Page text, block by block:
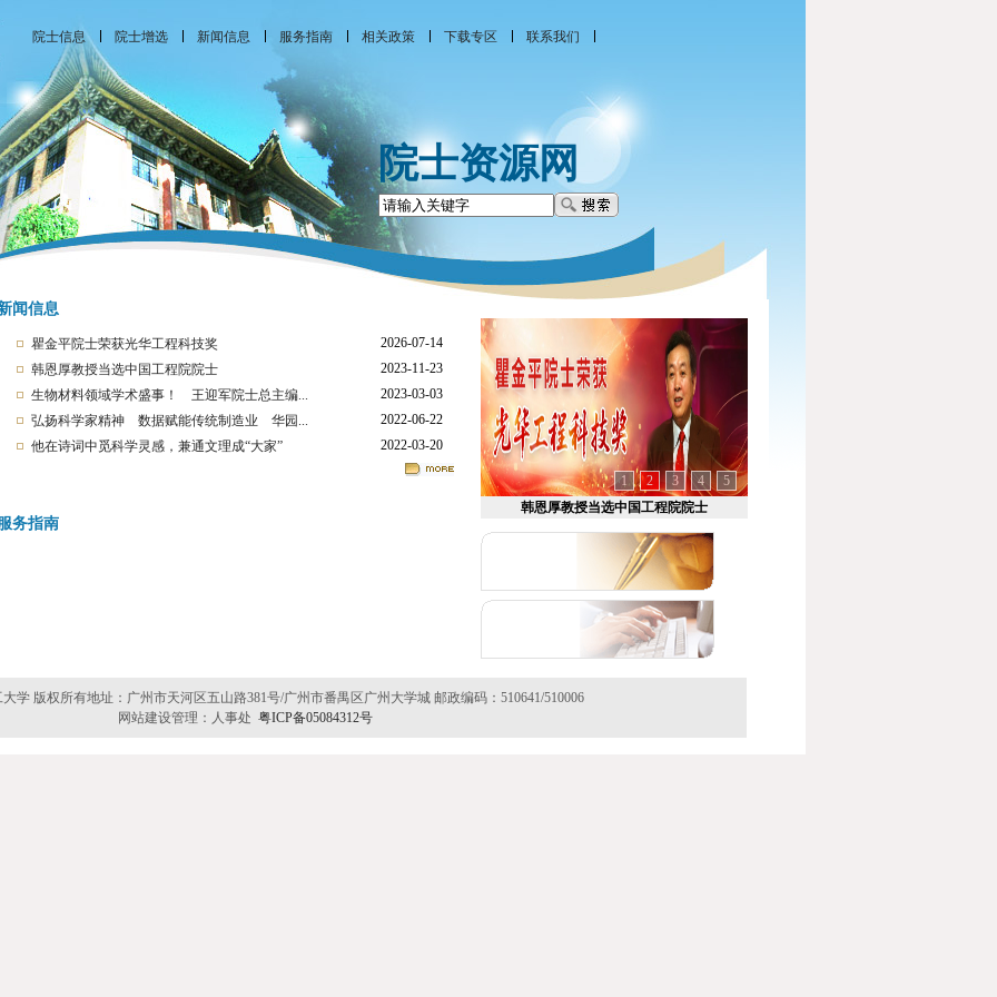
院士信息 院士增选 新闻信息 服务指南 相关政策 下载专区 联系我们
院士资源网
闻信息
瞿金平院士荣获光华工程科技奖
2026-07-14
​韩恩厚教授当选中国工程院院士
2023-11-23
生物材料领域学术盛事！ 王迎军院士总主编...
2023-03-03
弘扬科学家精神 数据赋能传统制造业 华园...
2022-06-22
他在诗词中觅科学灵感，兼通文理成“大家”
2022-03-20
务指南
1 2 3 4
5
​韩恩厚教授当选中国工程院院士
学 版权所有地址：广州市天河区五山路381号/广州市番禺区广州大学城 邮政编码：510641/510006
网站建设管理：人事处 粤ICP备05084312号